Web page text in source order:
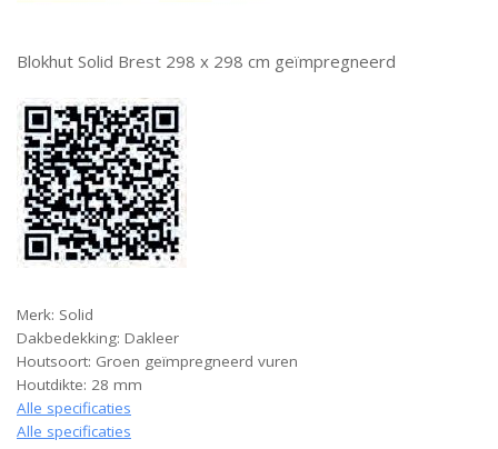
Blokhut Solid Brest 298 x 298 cm geïmpregneerd
Merk: Solid
Dakbedekking: Dakleer
Houtsoort: Groen geïmpregneerd vuren
Houtdikte: 28 mm
Alle specificaties
Alle specificaties